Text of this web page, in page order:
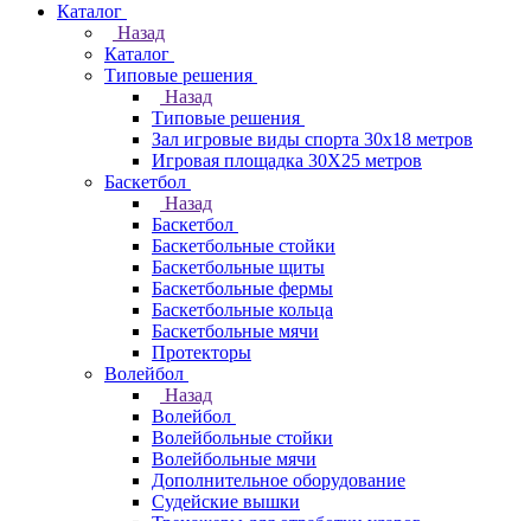
Каталог
Назад
Каталог
Типовые решения
Назад
Типовые решения
Зал игровые виды спорта 30x18 метров
Игровая площадка 30Х25 метров
Баскетбол
Назад
Баскетбол
Баскетбольные стойки
Баскетбольные щиты
Баскетбольные фермы
Баскетбольные кольца
Баскетбольные мячи
Протекторы
Волейбол
Назад
Волейбол
Волейбольные стойки
Волейбольные мячи
Дополнительное оборудование
Судейские вышки